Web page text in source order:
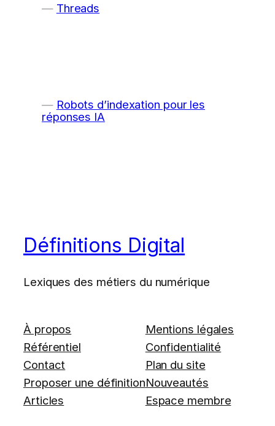
Threads
Robots d’indexation pour les
réponses IA
Définitions Digital
Lexiques des métiers du numérique
À propos
Référentiel
Contact
Proposer une définition
Articles
Mentions légales
Confidentialité
Plan du site
Nouveautés
Espace membre